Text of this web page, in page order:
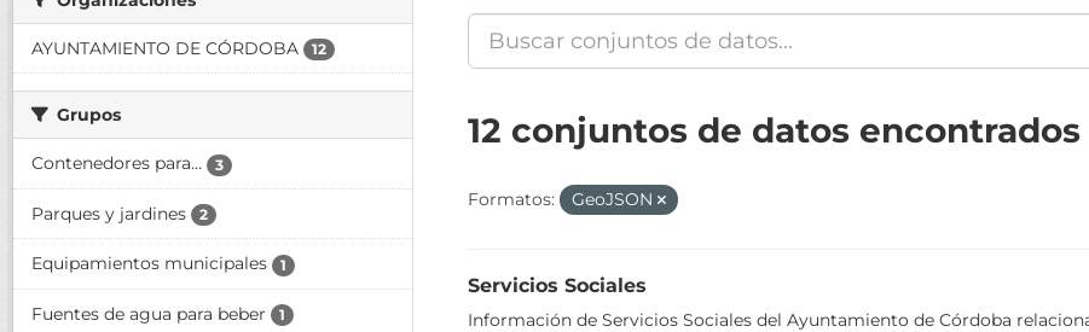
AYUNTAMIENTO DE CÓRDOBA 12
Grupos
Contenedores para... 3
Parques y jardines 2
Equipamientos municipales 1
Fuentes de agua para beber 1
12 conjuntos de datos encontrados
Formatos: GeoJSON
Servicios Sociales
Información de Servicios Sociales del Ayuntamiento de Córdoba